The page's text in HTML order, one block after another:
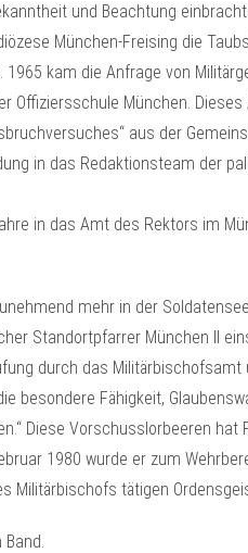
und Beachtung
München-Freising die
kam die Anfrage von
Offiziersschule München.
aus der
in das Redaktionsteam der
in das Amt des Rektors im
mehr in der
Standortpfarrer München II
durch das
besondere Fähigkeit,
Diese Vorschusslorbeeren hat
1980 wurde er zum
Militärbischofs tätigen